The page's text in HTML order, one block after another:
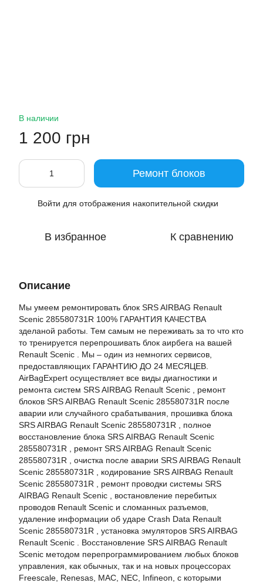
В наличии
1 200 грн
Ремонт блоков
Войти для отображения накопительной скидки
В избранное К сравнению
Описание
Мы умеем ремонтировать блок SRS AIRBAG Renault
Scenic 285580731R 100% ГАРАНТИЯ КАЧЕСТВА
зделаной работы. Тем самым не переживать за то что кто
то тренируется перепрошивать блок аирбега на вашей
Renault Scenic . Мы – один из немногих сервисов,
предоставляющих ГАРАНТИЮ ДО 24 МЕСЯЦЕВ.
AirBagExpert осуществляет все виды диагностики и
ремонта систем SRS AIRBAG Renault Scenic , ремонт
блоков SRS AIRBAG Renault Scenic 285580731R после
аварии или случайного срабатывания, прошивка блока
SRS AIRBAG Renault Scenic 285580731R , полное
восстановление блока SRS AIRBAG Renault Scenic
285580731R , ремонт SRS AIRBAG Renault Scenic
285580731R , очистка после аварии SRS AIRBAG Renault
Scenic 285580731R , кодирование SRS AIRBAG Renault
Scenic 285580731R , ремонт проводки системы SRS
AIRBAG Renault Scenic , востановление перебитых
проводов Renault Scenic и сломанных разъемов,
удаление информации об ударе Crash Data Renault
Scenic 285580731R , установка эмуляторов SRS AIRBAG
Renault Scenic . Восстановление SRS AIRBAG Renault
Scenic методом перепрограммированием любых блоков
управления, как обычных, так и на новых процессорах
Freescale, Renesas, MAC, NEC, Infineon, с которыми